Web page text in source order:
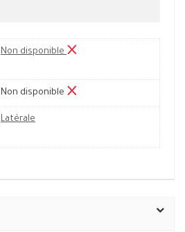
Non disponible
Non disponible
Latérale